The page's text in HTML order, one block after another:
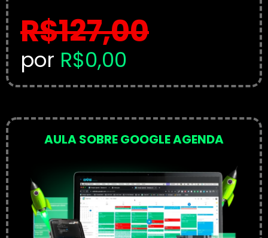
R$127,00
por R$0,00
AULA SOBRE GOOGLE AGENDA